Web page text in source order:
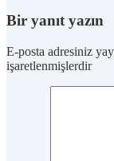
Bir yanıt yazın
E-posta adresiniz
işaretlenmişlerdir